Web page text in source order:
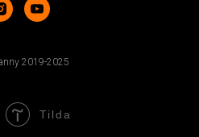
2019-2025
Tilda